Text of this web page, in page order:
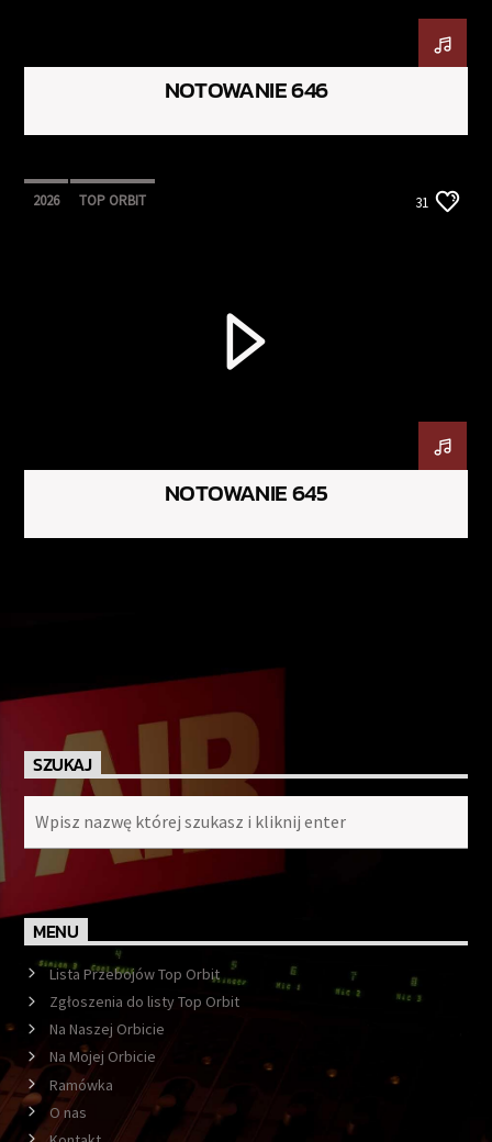
NOTOWANIE 646
2026 TOP ORBIT 31
NOTOWANIE 645
SZUKAJ
MENU
Lista Przebojów Top Orbit
Zgłoszenia do listy Top Orbit
Na Naszej Orbicie
Na Mojej Orbicie
Ramówka
O nas